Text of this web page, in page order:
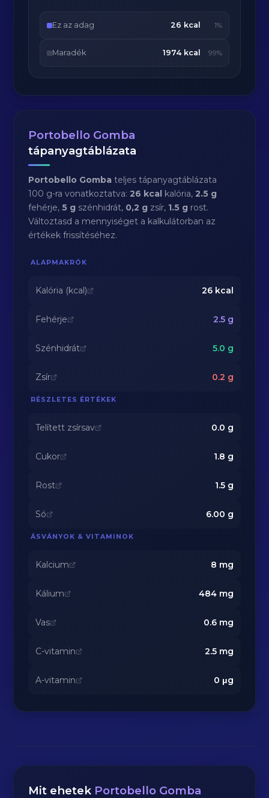
Ez az adag 26 kcal 1%
Maradék 1974 kcal 99%
Portobello Gomba
tápanyagtáblázata
Portobello Gomba teljes tápanyagtáblázata
100 g-ra vonatkoztatva:26 kcal kalória,2.5 g
fehérje,5 g szénhidrát, 0,2 g zsír, 1.5 g rost.
Változtasd a mennyiséget a kalkulátorban az
értékek frissítéséhez.
ALAPMAKRÓK
Kalória (kcal) 26kcal
Fehérje 2.5g
Szénhidrát 5.0 g
Zsír 0.2 g
RÉSZLETES ÉRTÉKEK
Telített zsírsav 0.0 g
Cukor 1.8 g
Rost 1.5g
Só 6.00 g
ÁSVÁNYOK & VITAMINOK
Kalcium 8 mg
Kálium 484mg
Vas 0.6mg
C-vitamin 2.5mg
A-vitamin 0 μg
Mit ehetek Portobello Gomba